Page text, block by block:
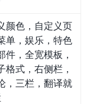
颜色，自定义页
单，娱乐，特色
件，全宽模板，
式，右侧栏，
，三栏，翻译就